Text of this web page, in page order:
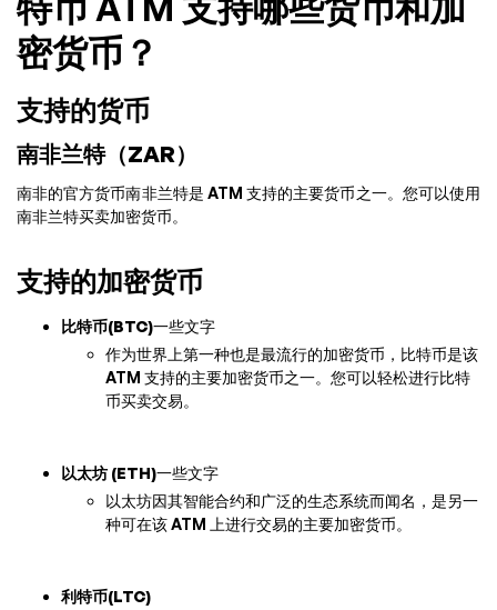
密货币？
支持的货币
南非兰特（ZAR）
南非的官方货币南非兰特是 ATM 支持的主要货币之一。您可以使用
南非兰特买卖加密货币。
支持的加密货币
比特币(BTC)一些文字
作为世界上第一种也是最流行的加密货币，比特币是该
ATM 支持的主要加密货币之一。您可以轻松进行比特
币买卖交易。
以太坊 (ETH)一些文字
以太坊因其智能合约和广泛的生态系统而闻名，是另一
种可在该 ATM 上进行交易的主要加密货币。
利特币(LTC)